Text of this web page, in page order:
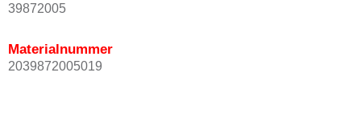
39872005
Materialnummer
2039872005019